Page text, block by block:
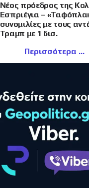
Νέος πρόεδρος της
Εσπριέγια –
συνομιλίες με τους
Τραμπ με 1 δισ.
Περισσότερα